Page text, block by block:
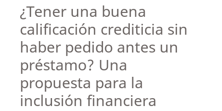
¿Tener una buena
calificación crediticia sin
haber pedido antes un
préstamo? Una
propuesta para la
inclusión financiera